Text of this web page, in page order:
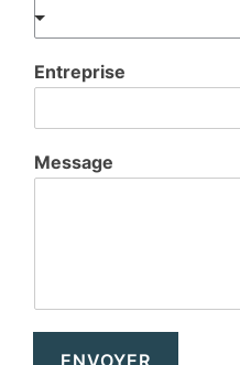
Entreprise
Message